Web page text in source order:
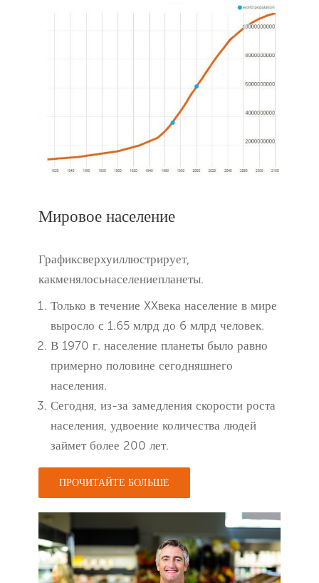
Мировое население
Графиксверхуиллюстрирует,
какменялосьнаселениепланеты.
Только в течение XXвека население в мире
выросло с 1.65 млрд до 6 млрд человек.
В 1970 г. население планеты было равно
примерно половине сегодняшнего
населения.
Сегодня, из-за замедления скорости роста
населения, удвоение количества людей
займет более 200 лет.
ПРОЧИТАЙТЕ БОЛЬШЕ